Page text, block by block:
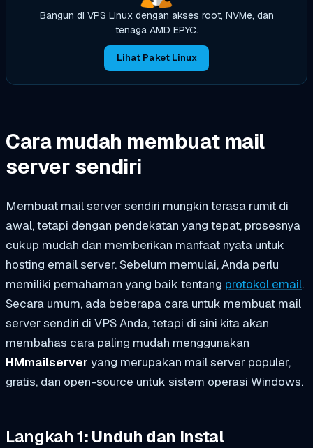
Bangun di VPS Linux dengan akses root, NVMe, dan
tenaga AMD EPYC.
Lihat Paket Linux
Cara mudah membuat mail
server sendiri
Membuat mail server sendiri mungkin terasa rumit di
awal, tetapi dengan pendekatan yang tepat, prosesnya
cukup mudah dan memberikan manfaat nyata untuk
hosting email server. Sebelum memulai, Anda perlu
memiliki pemahaman yang baik tentang protokol email.
Secara umum, ada beberapa cara untuk membuat mail
server sendiri di VPS Anda, tetapi di sini kita akan
membahas cara paling mudah menggunakan
HMmailserver yang merupakan mail server populer,
gratis, dan open-source untuk sistem operasi Windows.
Langkah 1: Unduh dan Instal